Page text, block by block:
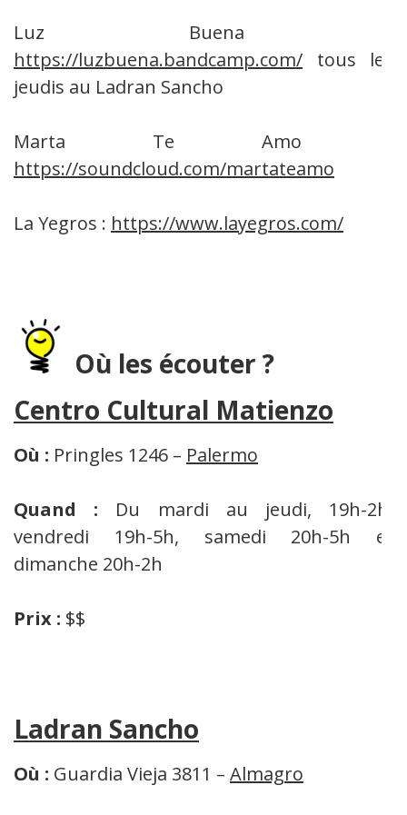
Luz Buena :
https://luzbuena.bandcamp.com/ tous les
jeudis au Ladran Sancho
Marta Te Amo :
https://soundcloud.com/martateamo
La Yegros : https://www.layegros.com/
Où les écouter ?
Centro Cultural Matienzo
Où : Pringles 1246 – Palermo
Quand : Du mardi au jeudi, 19h-2h,
vendredi 19h-5h, samedi 20h-5h et
dimanche 20h-2h
Prix : $$
Ladran Sancho
Où : Guardia Vieja 3811 – Almagro